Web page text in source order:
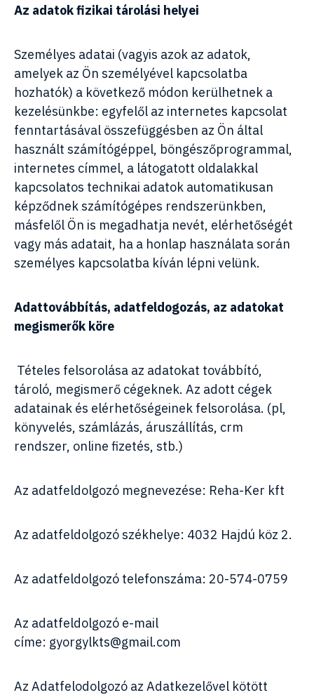
Az adatok fizikai tárolási helyei
Személyes adatai (vagyis azok az adatok,
amelyek az Ön személyével kapcsolatba
hozhatók) a következő módon kerülhetnek a
kezelésünkbe: egyfelől az internetes kapcsolat
fenntartásával összefüggésben az Ön által
használt számítógéppel, böngészőprogrammal,
internetes címmel, a látogatott oldalakkal
kapcsolatos technikai adatok automatikusan
képződnek számítógépes rendszerünkben,
másfelől Ön is megadhatja nevét, elérhetőségét
vagy más adatait, ha a honlap használata során
személyes kapcsolatba kíván lépni velünk.
Adattovábbítás, adatfeldogozás, az adatokat
megismerők köre
Tételes felsorolása az adatokat továbbító,
tároló, megismerő cégeknek. Az adott cégek
adatainak és elérhetőségeinek felsorolása. (pl,
könyvelés, számlázás, áruszállítás, crm
rendszer, online fizetés, stb.)
Az adatfeldolgozó megnevezése: Reha-Ker kft
Az adatfeldolgozó székhelye: 4032 Hajdú köz 2.
Az adatfeldolgozó telefonszáma: 20-574-0759
Az adatfeldolgozó e-mail
címe: gyorgylkts@gmail.com
Az Adatfelodolgozó az Adatkezelővel kötött